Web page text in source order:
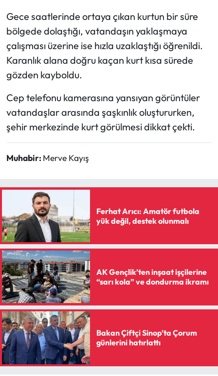
Gece saatlerinde ortaya çıkan kurtun bir süre
bölgede dolaştığı, vatandaşın yaklaşmaya
çalışması üzerine ise hızla uzaklaştığı öğrenildi.
Karanlık alana doğru kaçan kurt kısa sürede
gözden kayboldu.
Cep telefonu kamerasına yansıyan görüntüler
vatandaşlar arasında şaşkınlık oluştururken,
şehir merkezinde kurt görülmesi dikkat çekti.
Muhabir: Merve Kayış
Ferhat Arıcı: Amatör futbola
yük değil, destek olunmalı
AK Gençlik’ten inşaat işçilerine
“sarı kola” ve dondurma ikramı
Bakan Çiftçi Sinop’ta Çorum
günlerini hatırlattı
Ortaköy Haberleri
Osmancık Haberleri
Otomotiv
Resmi İlan
Resmi Reklam
Sağlık
Spor
Sungurlu Haberleri
Turizm
Uğurludağ Haberleri
Yaşam
Yayla Haber
Yemek Tarifleri
Yerel Haberler